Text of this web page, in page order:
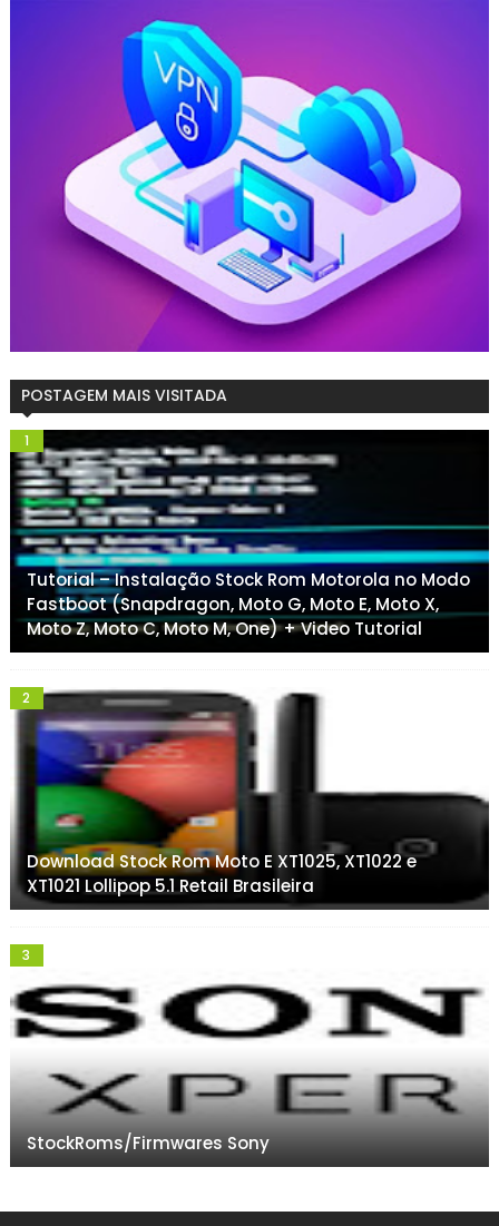
POSTAGEM MAIS VISITADA
Tutorial – Instalação Stock Rom Motorola no Modo
Fastboot (Snapdragon, Moto G, Moto E, Moto X,
Moto Z, Moto C, Moto M, One) + Video Tutorial
Download Stock Rom Moto E XT1025, XT1022 e
XT1021 Lollipop 5.1 Retail Brasileira
StockRoms/Firmwares Sony